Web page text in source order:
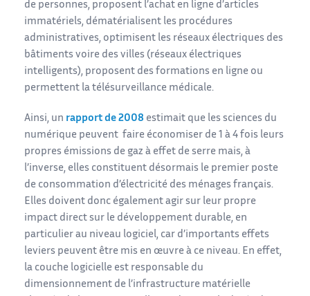
de personnes, proposent l’achat en ligne d’articles
immatériels, dématérialisent les procédures
administratives, optimisent les réseaux électriques des
bâtiments voire des villes (réseaux électriques
intelligents), proposent des formations en ligne ou
permettent la télésurveillance médicale.
Ainsi, un rapport de 2008 estimait que les sciences du
numérique peuvent faire économiser de 1 à 4 fois leurs
propres émissions de gaz à effet de serre mais, à
l’inverse, elles constituent désormais le premier poste
de consommation d’électricité des ménages français.
Elles doivent donc également agir sur leur propre
impact direct sur le développement durable, en
particulier au niveau logiciel, car d’importants effets
leviers peuvent être mis en œuvre à ce niveau. En effet,
la couche logicielle est responsable du
dimensionnement de l’infrastructure matérielle